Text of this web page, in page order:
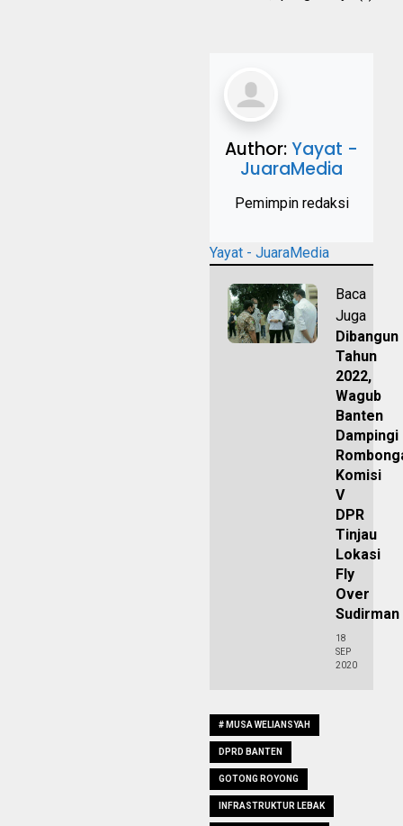
Author:Yayat -
JuaraMedia
Pemimpin redaksi
Yayat - JuaraMedia
Baca
Juga
Dibangun
Tahun
2022,
Wagub
Banten
Dampingi
Komisi
V
DPR
Tinjau
Lokasi
Fly
Over
Sudirman
18
SEP
2020
# MUSA WELIANSYAH
DPRD BANTEN
GOTONG ROYONG
INFRASTRUKTUR LEBAK